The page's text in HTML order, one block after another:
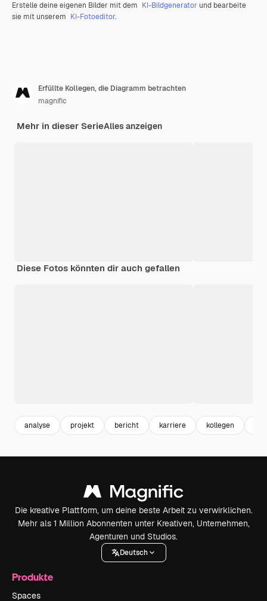
Erstelle deine eigenen Bilder mit dem KI-Bildgenerator und bearbeite
sie mit unserem KI-Fotoeditor.
Erfüllte Kollegen, die Diagramm betrachten
magnific
Mehr in dieser SerieAlles anzeigen
Diese Fotos könnten dir auch gefallen
analyse projekt bericht karriere kollegen
Die kreative Plattform, um deine beste Arbeit zu verwirklichen.
Mehr als 1 Million Abonnenten unter Kreativen, Unternehmen,
Agenturen und Studios.
Deutsch
Produkte
Spaces